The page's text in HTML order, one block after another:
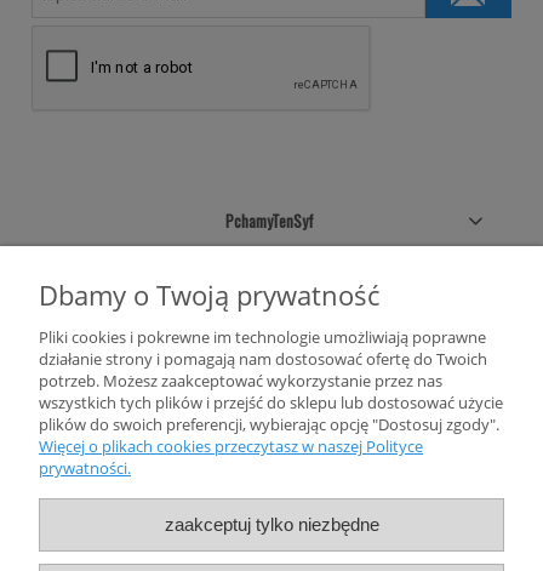
PchamyTenSyf
Sklepowe pólki
Twoje konto
Informacje
Dbamy o Twoją prywatność
Pliki cookies i pokrewne im technologie umożliwiają poprawne
działanie strony i pomagają nam dostosować ofertę do Twoich
potrzeb. Możesz zaakceptować wykorzystanie przez nas
wszystkich tych plików i przejść do sklepu lub dostosować użycie
plików do swoich preferencji, wybierając opcję "Dostosuj zgody".
Więcej o plikach cookies przeczytasz w naszej Polityce
prywatności.
zaakceptuj tylko niezbędne